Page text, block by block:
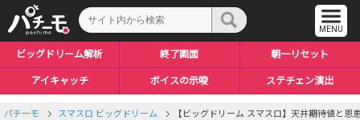
ビッグドリーム解析 終了画面 朝一リセット
アイキャッチ ボイスの示唆 ステチェン演出
引き戻しステージ やめどき
ゾーン 設定差まとめ
ボール 上位後
液晶演出 CZ
エンディング AT解析
プレミアムAT ロングフリーズ
パチーモ スマスロ ビッグドリーム 【ビッグドリーム スマスロ】天井期待値と